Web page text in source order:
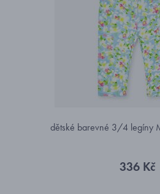
dětské barevné 3/4 legíny
336 Kč